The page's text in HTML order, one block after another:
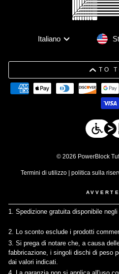
Lingua
Italiano Valuta
TO
© 2026 PowerBlock
Termini di utilizzo | politica sulla
1. Spedizione gratuita disponibile
2. Lo sconto esclude i prodotti
3. Si prega di notare che, a causa
fabbricazione, i singoli dischi di peso
dai valori indicati.